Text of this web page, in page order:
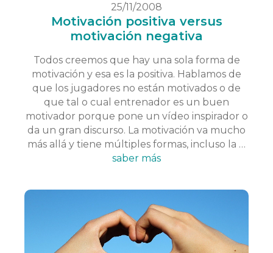
25/11/2008
Motivación positiva versus
motivación negativa
Todos creemos que hay una sola forma de
motivación y esa es la positiva. Hablamos de
que los jugadores no están motivados o de
que tal o cual entrenador es un buen
motivador porque pone un vídeo inspirador o
da un gran discurso. La motivación va mucho
más allá y tiene múltiples formas, incluso la …
saber más